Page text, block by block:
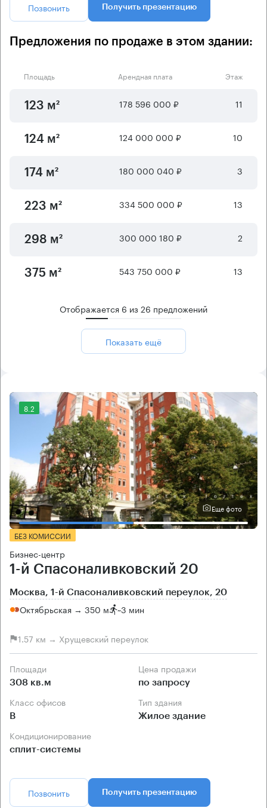
Позвонить Получить презентацию
Предложения по продаже в этом здании:
Площадь Арендная плата Этаж
123 м² 178 596 000 ₽ 11
124 м² 124 000 000 ₽ 10
174 м² 180 000 040 ₽ 3
223 м² 334 500 000 ₽ 13
298 м² 300 000 180 ₽ 2
375 м² 543 750 000 ₽ 13
Отображается 6 из26 предложений
Показать ещё
8.2
Еще фото
БЕЗ КОМИССИИ
Бизнес-центр
1-й Спасоналивковский 20
Москва, 1-й Спасоналивковский переулок, 20
Октябрьская → 350 м ~3 мин
1.57 км → Хрущевский переулок
Площади
308 кв.м
Цена продажи
по запросу
Класс офисов
B
Тип здания
Жилое здание
Кондиционирование
сплит-системы
Позвонить Получить презентацию